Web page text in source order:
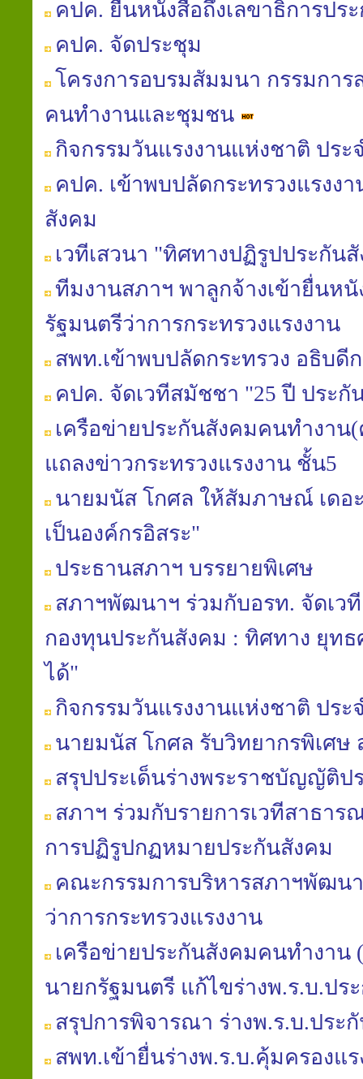
คปค. ยื่นหนังสือถึงเลขาธิการปร
คปค. จัดประชุม
โครงการอบรมสัมมนา กรรมการ
คนทำงานและชุมชน
กิจกรรมวันแรงงานแห่งชาติ ประ
คปค. เข้าพบปลัดกระทรวงแรงง
สังคม
เวทีเสวนา "ทิศทางปฏิรูปประกัน
ทีมงานสภาฯ พาลูกจ้างเข้ายื่นห
รัฐมนตรีว่าการกระทรวงแรงงาน
สพท.เข้าพบปลัดกระทรวง อธิบดี
คปค. จัดเวทีสมัชชา "25 ปี ประกั
เครือข่ายประกันสังคมคนทำงาน
แถลงข่าวกระทรวงแรงงาน ชั้น5
นายมนัส โกศล ให้สัมภาษณ์ เดอ
เป็นองค์กรอิสระ"
ประธานสภาฯ บรรยายพิเศษ
สภาฯพัฒนาฯ ร่วมกับอรท. จัดเว
กองทุนประกันสังคม : ทิศทาง ยุท
ได้"
กิจกรรมวันแรงงานแห่งชาติ ประ
นายมนัส โกศล รับวิทยากรพิเศษ
สรุปประเด็นร่างพระราชบัญญัติป
สภาฯ ร่วมกับรายการเวทีสาธา
การปฏิรูปกฏหมายประกันสังคม
คณะกรรมการบริหารสภาฯพัฒน
ว่าการกระทรวงแรงงาน
เครือข่ายประกันสังคมคนทำงาน
นายกรัฐมนตรี แก้ไขร่างพ.ร.บ.ปร
สรุปการพิจารณา ร่างพ.ร.บ.ประ
สพท.เข้ายื่นร่างพ.ร.บ.คุ้มครองแ